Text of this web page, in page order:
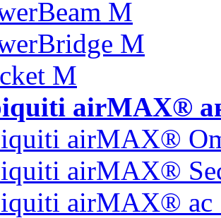
M
M
M
airMAX®
airMAX®
airMAX®
airMAX® ac